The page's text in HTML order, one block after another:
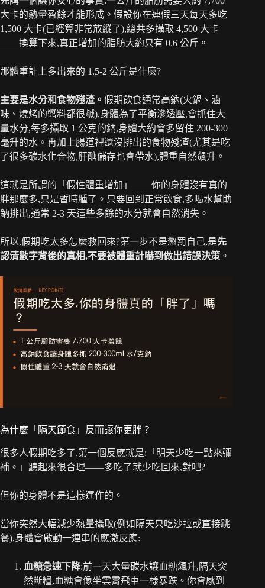
大卡的熱量盈餘才能形成。假設你在連假三天每天多吃
1,500 大卡(已經算非常放縱了),總共多攝取 4,500 大卡
——換算下來,真正增加的脂肪大約只有 0.6 公斤。
那體重計上多出來的 1.5-2 公斤是什麼?
主要是水分和食物殘渣。 假期飲食通常高鈉(火鍋、滷
味、燒烤的醬料都很鹹),身體為了平衡滲透壓,會抓住大
量水分,每多攝取 1 公克的鈉,身體大約會多留住 200-300
毫升的水。再加上腸道裡還沒排出的食物殘渣(尤其是吃
了很多碳水化合物,肝醣儲存也會帶水),體重自然飆升。
這就是所謂的「假性體重增加」——你的身體沒有真的
胖那麼多,只是暫時腫了。只要回到正常飲食,多喝水幫助
鈉排出,通常 2-3 天這些多餘的水分就會自然消失。
所以,假期吃太多怎麼救回來?第一步不是懲罰自己,是先
認清數字背後的真相,不要被體重計嚇到做出錯誤決策 。
為什麼「隔天節食」反而讓你更胖？
很多人假期吃多了,第一個反應就是:「明天少吃一點來彌
補。」聽起來很合理——多吃了就少吃回來,對吧?
但你的身體不是這樣運作的。
當你突然大幅減少熱量攝取(例如隔天只吃沙拉或直接跳
餐),身體會啟動一連串的應激反應:
血糖急速下降:前一天大量碳水讓血糖飆升,隔天突
然斷糧,血糖會像坐雲霄飛車一樣暴跌。你會感到